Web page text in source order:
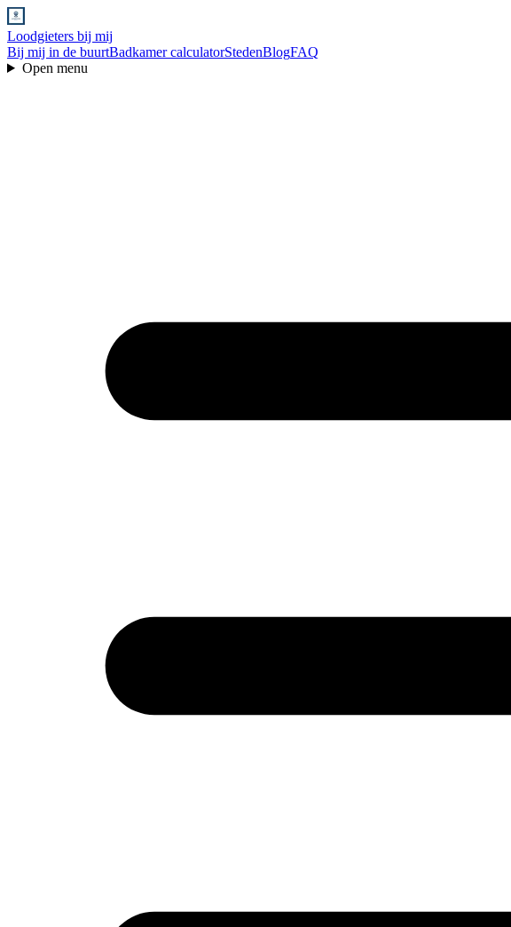
Loodgieters bij mij
Bij mij in de buurtBadkamer calculatorStedenBlogFAQ
Open menu